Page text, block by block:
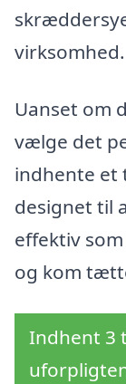
virksomhed.
Uanset om
vælge det
indhente et
designet til
effektiv
og kom
Indhent 3